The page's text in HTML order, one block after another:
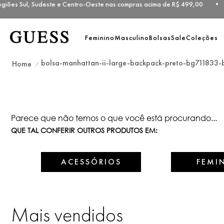
Sul, Sudeste e Centro-Oeste nas compras acima de R$
FemininoMasculinoBolsasSaleColeções
bolsa-manhattan-ii-large-backpack-preto-bg711833-
Parece que não temos o que você está procurando...
QUE TAL CONFERIR OUTROS PRODUTOS EM:
ACESSÓRIOS
Mais vendidos